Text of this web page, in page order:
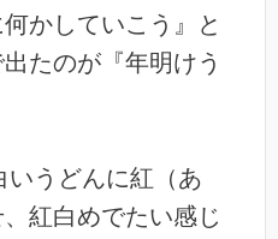
かしていこう』と
たのが『年明けう
いうどんに紅（あ
紅白めでたい感じ